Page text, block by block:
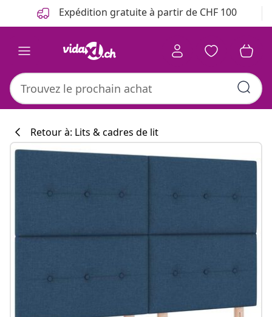
Précédent Expédition gratuite à partir de CHF 100
Retour à: Lits & cadres de lit